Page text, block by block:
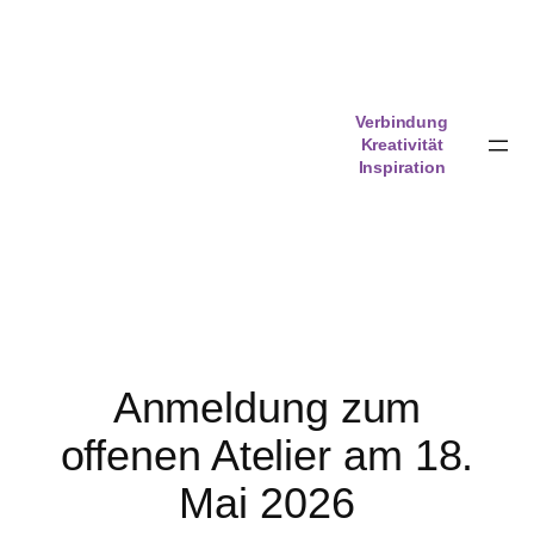
Verbindung
Kreativität
Inspiration
Anmeldung zum
offenen Atelier am 18.
Mai 2026